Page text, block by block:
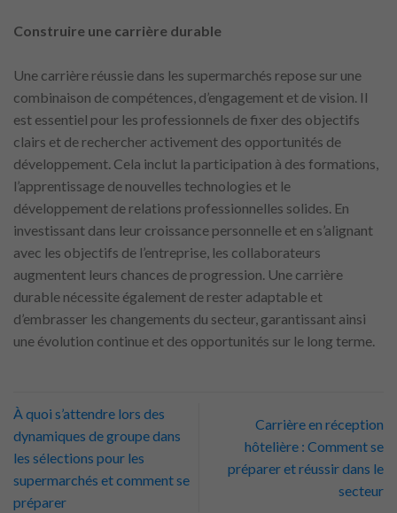
Construire une carrière durable
Une carrière réussie dans les supermarchés repose sur une
combinaison de compétences, d’engagement et de vision. Il
est essentiel pour les professionnels de fixer des objectifs
clairs et de rechercher activement des opportunités de
développement. Cela inclut la participation à des formations,
l’apprentissage de nouvelles technologies et le
développement de relations professionnelles solides. En
investissant dans leur croissance personnelle et en s’alignant
avec les objectifs de l’entreprise, les collaborateurs
augmentent leurs chances de progression. Une carrière
durable nécessite également de rester adaptable et
d’embrasser les changements du secteur, garantissant ainsi
une évolution continue et des opportunités sur le long terme.
À quoi s’attendre lors des
dynamiques de groupe dans
les sélections pour les
supermarchés et comment se
préparer
Carrière en réception
hôtelière : Comment se
préparer et réussir dans le
secteur